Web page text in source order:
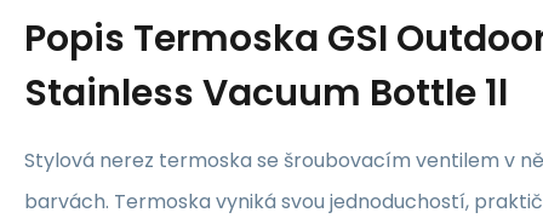
Popis Termoska GSI
Stainless Vacuum Bottle 1l
Stylová nerez termoska se šroubovacím ventilem v
barvách. Termoska vyniká svou jednoduchostí,